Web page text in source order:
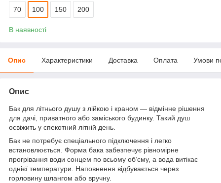
70 100 150 200
В наявності
Опис Характеристики Доставка Оплата Умови
Опис
Бак для літнього душу з лійкою і краном — відмінне рішення
для дачі, приватного або заміського будинку. Такий душ
освіжить у спекотний літній день.
Бак не потребує спеціального підключення і легко
встановлюється. Форма бака забезпечує рівномірне
прогрівання води сонцем по всьому об’єму, а вода витікає
однієї температури. Наповнення відбувається через
горловину шлангом або вручну.